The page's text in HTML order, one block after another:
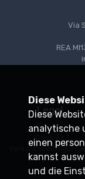
Via
REA
Legal
Privacy
Cookies
Diese
Diese
analytische
einen
kannst
und die